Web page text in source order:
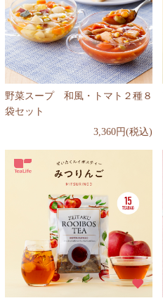
野菜スープ 和風・トマト２種８
袋セット
3,360円(税込)